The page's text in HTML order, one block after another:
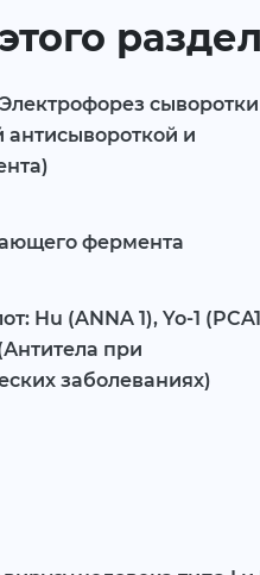
и
фермента
Hu (ANNA 1), Yo-1
при
заболеваниях)